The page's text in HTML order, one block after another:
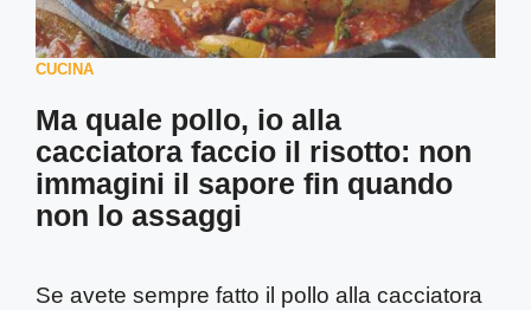
CUCINA
Ma quale pollo, io alla
cacciatora faccio il risotto: non
immagini il sapore fin quando
non lo assaggi
Se avete sempre fatto il pollo alla cacciatora